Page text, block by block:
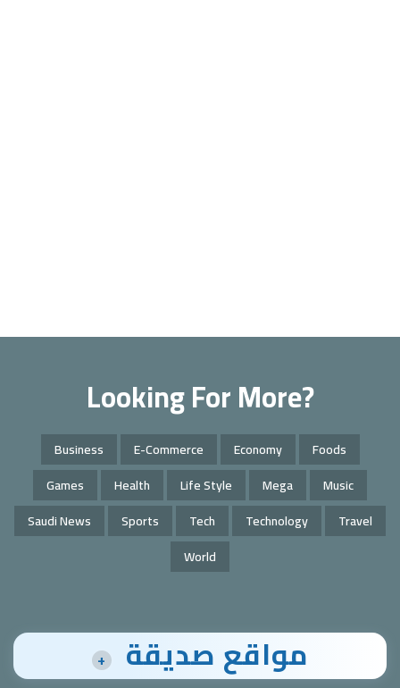
Looking For More?
Business E-Commerce Economy
Foods
Games
Health Life Style Mega
Music
Saudi News
Sports Tech Technology
Travel
World
مواقع صديقة +